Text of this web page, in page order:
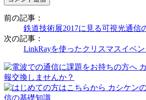
前の記事：
鉄道技術展2017に見る可視光通信
次の記事：
LinkRayを使ったクリスマスイベ